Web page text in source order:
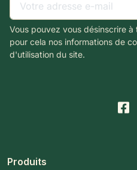
Vous pouvez vous désinscrire
pour cela nos informations de
d'utilisation du site.
Produits